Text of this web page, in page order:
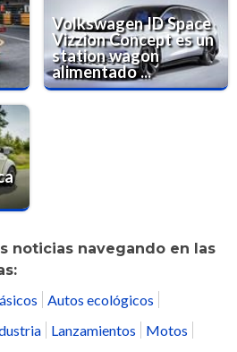
Volkswagen ID Space
Vizzion Concept es un
station wagon
alimentado ...
noticias navegando en las
Autos ecológicos
Lanzamientos
Motos